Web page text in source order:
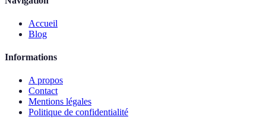
Accueil
Blog
Informations
A propos
Contact
Mentions légales
Politique de confidentialité